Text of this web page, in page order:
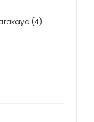
(4)